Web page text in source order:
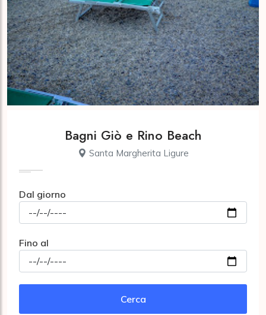
Bagni Giò e Rino Beach
Santa Margherita Ligure
Dal giorno
Fino al
Cerca